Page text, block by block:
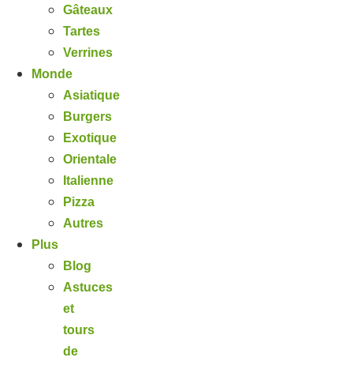
Gâteaux
Tartes
Verrines
Monde
Asiatique
Burgers
Exotique
Orientale
Italienne
Pizza
Autres
Plus
Blog
Astuces
et
tours
de